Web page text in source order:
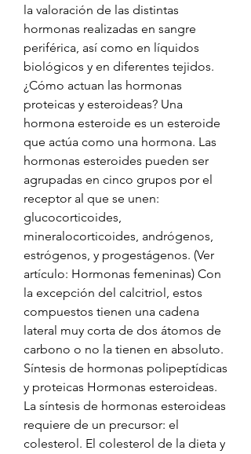
la valoración de las distintas
hormonas realizadas en sangre
periférica, así como en líquidos
biológicos y en diferentes tejidos.
¿Cómo actuan las hormonas
proteicas y esteroideas? Una
hormona esteroide es un esteroide
que actúa como una hormona. Las
hormonas esteroides pueden ser
agrupadas en cinco grupos por el
receptor al que se unen:
glucocorticoides,
mineralocorticoides, andrógenos,
estrógenos, y progestágenos. (Ver
artículo: Hormonas femeninas) Con
la excepción del calcitriol, estos
compuestos tienen una cadena
lateral muy corta de dos átomos de
carbono o no la tienen en absoluto.
Síntesis de hormonas polipeptídicas
y proteicas Hormonas esteroideas.
La síntesis de hormonas esteroideas
requiere de un precursor: el
colesterol. El colesterol de la dieta y